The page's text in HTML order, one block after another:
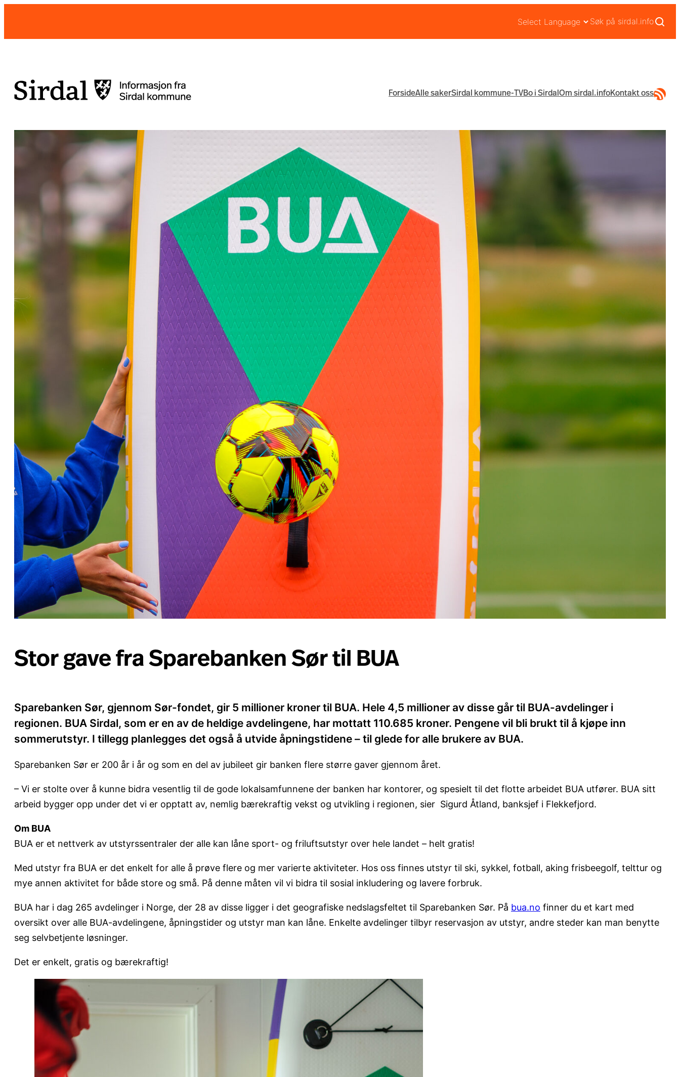
innhold
Søk på sirdal.info
ForsideAlle sakerSirdal kommune-TVBo i SirdalOm sirdal.infoKontakt ossRSS-
Stor gave fra Sparebanken Sør til BUA
Sparebanken Sør, gjennom Sør-fondet, gir 5 millioner kroner til BUA. Hele 4,5 millioner av disse går til BUA-avdelinger i
regionen. BUA Sirdal, som er en av de heldige avdelingene, har mottatt 110.685 kroner. Pengene vil bli brukt til å kjøpe inn
sommerutstyr. I tillegg planlegges det også å utvide åpningstidene – til glede for alle brukere av BUA.
Sparebanken Sør er 200 år i år og som en del av jubileet gir banken flere større gaver gjennom året.
– Vi er stolte over å kunne bidra vesentlig til de gode lokalsamfunnene der banken har kontorer, og spesielt til det flotte arbeidet BUA utfører. BUA sitt
arbeid bygger opp under det vi er opptatt av, nemlig bærekraftig vekst og utvikling i regionen, sier Sigurd Åtland, banksjef i Flekkefjord.
Om BUA
BUA er et nettverk av utstyrssentraler der alle kan låne sport- og friluftsutstyr over hele landet – helt gratis!
Med utstyr fra BUA er det enkelt for alle å prøve flere og mer varierte aktiviteter. Hos oss finnes utstyr til ski, sykkel, fotball, aking frisbeegolf, telttur og
mye annen aktivitet for både store og små. På denne måten vil vi bidra til sosial inkludering og lavere forbruk.
BUA har i dag 265 avdelinger i Norge, der 28 av disse ligger i det geografiske nedslagsfeltet til Sparebanken Sør. På bua.no finner du et kart med
oversikt over alle BUA-avdelingene, åpningstider og utstyr man kan låne. Enkelte avdelinger tilbyr reservasjon av utstyr, andre steder kan man benytte
seg selvbetjente løsninger.
Det er enkelt, gratis og bærekraftig!